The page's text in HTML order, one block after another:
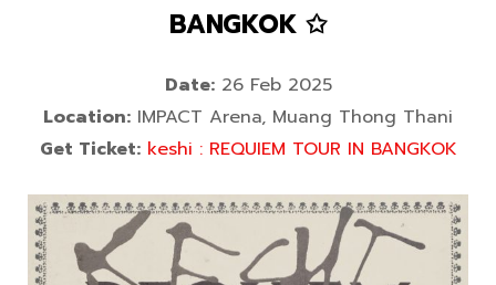
BANGKOK ✩
Date:26 Feb 2025
Location: IMPACT Arena, Muang Thong Thani
Get Ticket: keshi : REQUIEM TOUR IN BANGKOK